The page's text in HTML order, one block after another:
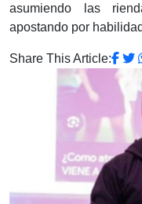
asumiendo las
apostando por
Share This Article: